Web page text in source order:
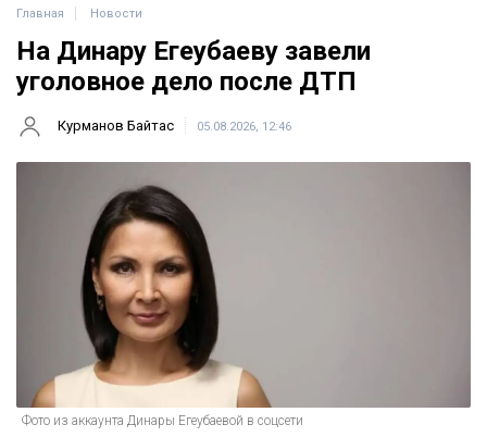
Главная Новости
На Динару Егеубаеву завели
уголовное дело после ДТП
Курманов Байтас 05.08.2026, 12:46
Фото из аккаунта Динары Егеубаевой в соцсети